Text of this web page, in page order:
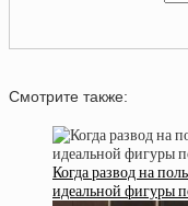
Смотрите также:
Когда развод на
идеальной фигуры